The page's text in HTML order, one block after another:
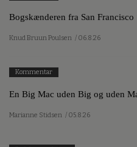
Bogskænderen fra San Francisco
Knud Bruun Poulsen / 06.8.26
Kommentar
En Big Mac uden Big og uden
Marianne Stidsen / 05.8.26